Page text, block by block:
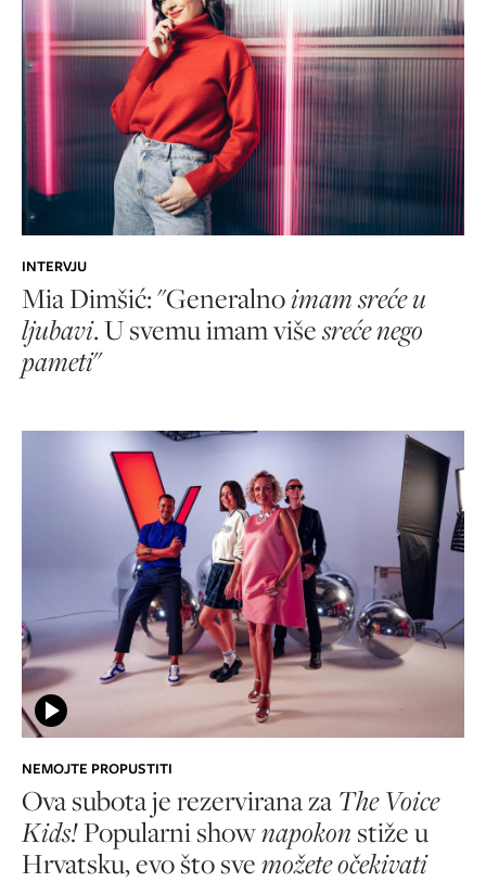
INTERVJU
Mia Dimšić: "Generalnoimam sreće u
ljubavi. U svemu imam višesreće nego
pameti"
NEMOJTE PROPUSTITI
Ova subota je rezervirana za The Voice
Kids!Popularni shownapokonstiže u
Hrvatsku, evo što svemožete očekivati